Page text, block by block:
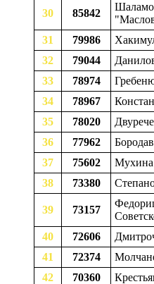
30 85842
31
79986
32
79044
33
78974
34
78967
35
78020
36
77962
37
75602
Мухина
38
73380
39 73157
40
72606
41
72374
42
70360